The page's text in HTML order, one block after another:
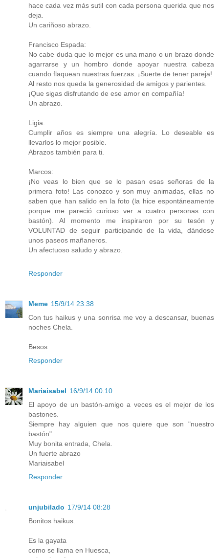
hace cada vez más sutil con cada persona querida que nos
deja.
Un cariñoso abrazo.
Francisco Espada:
No cabe duda que lo mejor es una mano o un brazo donde
agarrarse y un hombro donde apoyar nuestra cabeza
cuando flaquean nuestras fuerzas. ¡Suerte de tener pareja!
Al resto nos queda la generosidad de amigos y parientes.
¡Que sigas disfrutando de ese amor en compañía!
Un abrazo.
Ligia:
Cumplir años es siempre una alegría. Lo deseable es
llevarlos lo mejor posible.
Abrazos también para ti.
Marcos:
¡No veas lo bien que se lo pasan esas señoras de la
primera foto! Las conozco y son muy animadas, ellas no
saben que han salido en la foto (la hice espontáneamente
porque me pareció curioso ver a cuatro personas con
bastón). Al momento me inspiraron por su tesón y
VOLUNTAD de seguir participando de la vida, dándose
unos paseos mañaneros.
Un afectuoso saludo y abrazo.
Responder
Meme 15/9/14 23:38
Con tus haikus y una sonrisa me voy a descansar, buenas
noches Chela.
Besos
Responder
Mariaisabel 16/9/14 00:10
El apoyo de un bastón-amigo a veces es el mejor de los
bastones.
Siempre hay alguien que nos quiere que son "nuestro
bastón".
Muy bonita entrada, Chela.
Un fuerte abrazo
Mariaisabel
Responder
unjubilado 17/9/14 08:28
Bonitos haikus.
Es la gayata
como se llama en Huesca,